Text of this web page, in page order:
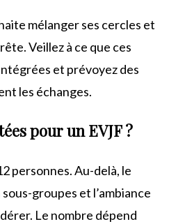
mélanger ses cercles et
Veillez à ce que ces
et prévoyez des
les échanges.
pour un EVJF ?
personnes. Au-delà, le
groupes et l’ambiance
Le nombre dépend